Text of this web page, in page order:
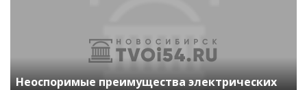
Неоспоримые преимущества электрических